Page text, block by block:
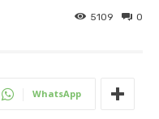
0
5109
WhatsApp